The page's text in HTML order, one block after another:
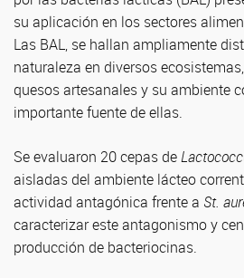
su aplicación en los sectores
Las BAL, se hallan ampliamente
naturaleza en diversos
quesos artesanales y su ambiente
importante fuente de ellas.
Se evaluaron 20 cepas de
aisladas del ambiente lácteo
actividad antagónica frente a St.
caracterizar este antagonismo y
producción de bacteriocinas.